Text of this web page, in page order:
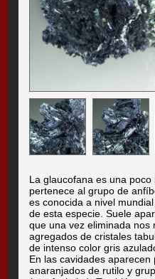
La glaucofana es una
pertenece al grupo de
es conocida a nivel
de esta especie. Suele
que una vez eliminada nos
agregados de cristales
de intenso color gris
En las cavidades aparecen
anaranjados de rutilo y